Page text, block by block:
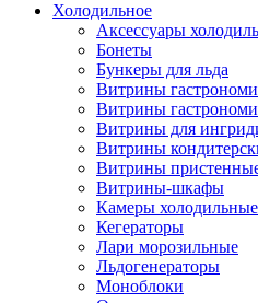
Холодильное
Аксессуары
Бонеты
Бункеры для льда
Витрины
Витрины
Витрины для
Витрины
Витрины
Витрины-шкафы
Камеры холодильные
Кегераторы
Лари морозильные
Льдогенераторы
Моноблоки